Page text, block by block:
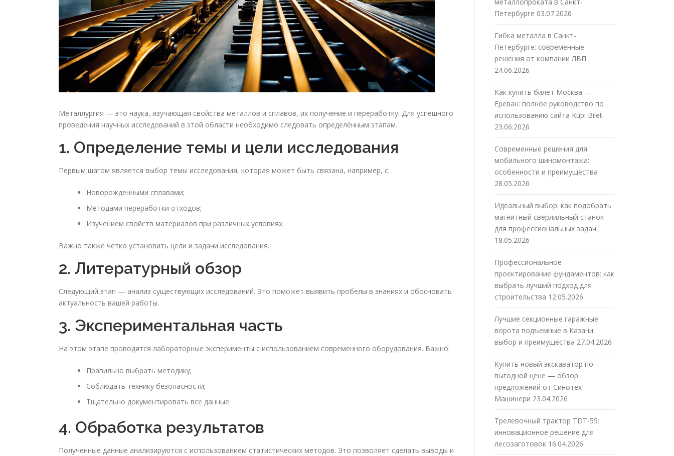
Металлургия — это наука, изучающая свойства металлов и сплавов, их получение и переработку. Для успешного
проведения научных исследований в этой области необходимо следовать определённым этапам.
1. Определение темы и цели исследования
Первым шагом является выбор темы исследования, которая может быть связана, например, с:
Новорожденными сплавами;
Методами переработки отходов;
Изучением свойств материалов при различных условиях.
Важно также четко установить цели и задачи исследования.
2. Литературный обзор
Следующий этап — анализ существующих исследований. Это поможет выявить пробелы в знаниях и обосновать
актуальность вашей работы.
3. Экспериментальная часть
На этом этапе проводятся лабораторные эксперименты с использованием современного оборудования. Важно:
Правильно выбрать методику;
Соблюдать технику безопасности;
Тщательно документировать все данные.
4. Обработка результатов
Полученные данные анализируются с использованием статистических методов. Это позволяет сделать выводы и
Петербурге 03.07.2026
Гибка металла в Санкт-
Петербурге: современные
решения от компании ЛВП
24.06.2026
Как купить билет Москва —
Ереван: полное руководство по
использованию сайта Kupi Bilet
23.06.2026
Современные решения для
мобильного шиномонтажа:
особенности и преимущества
28.05.2026
Идеальный выбор: как подобрать
магнитный сверлильный станок
для профессиональных задач
18.05.2026
Профессиональное
проектирование фундаментов: как
выбрать лучший подход для
строительства 12.05.2026
Лучшие секционные гаражные
ворота подъемные в Казани:
выбор и преимущества 27.04.2026
Купить новый экскаватор по
выгодной цене — обзор
предложений от Синотех
Машинери 23.04.2026
Трелевочный трактор TDT-55:
инновационное решение для
лесозаготовок 16.04.2026